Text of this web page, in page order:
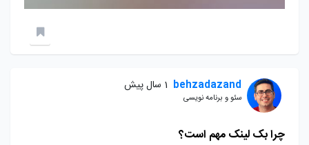
behzadazand 1 سال پیش
سئو و برنامه نویسی
چرا بک لینک مهم است؟